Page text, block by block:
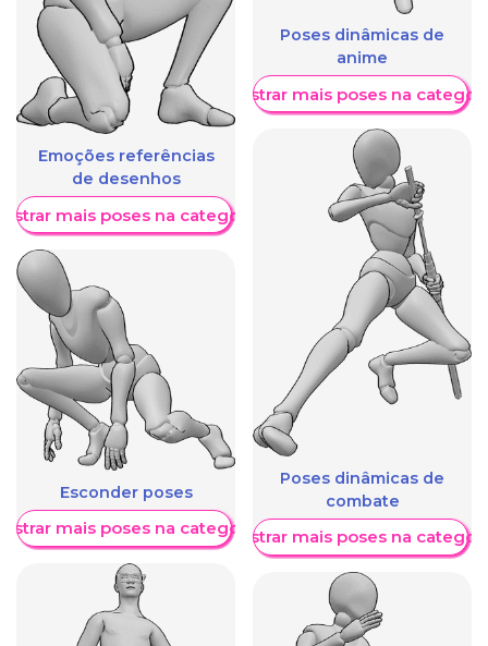
Emoções referências
de desenhos
mais poses na categoria
Esconder poses
mais poses na categoria
Poses dinâmicas de
anime
Mostrar mais poses na
Poses dinâmicas de
combate
Mostrar mais poses na